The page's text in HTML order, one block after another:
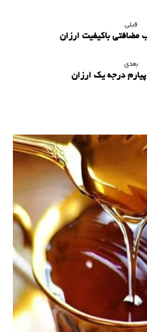
قبلی
مضافتی باکیفیت ارزان
بعدی
درجه یک ارزان